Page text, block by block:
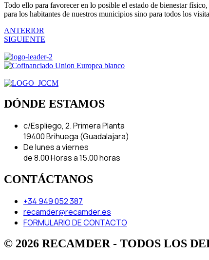
Todo ello para favorecer en lo posible el estado de bienestar
para los habitantes de nuestros municipios sino para todos los
ANTERIOR
SIGUIENTE
DÓNDE ESTAMOS
c/Espliego, 2. Primera Planta
19400 Brihuega (Guadalajara)
De lunes a viernes
de 8.00 Horas a 15.00 horas
CONTÁCTANOS
+34 949 052 387
recamder@recamder.es
FORMULARIO DE CONTACTO
© 2026 RECAMDER - TODOS LOS